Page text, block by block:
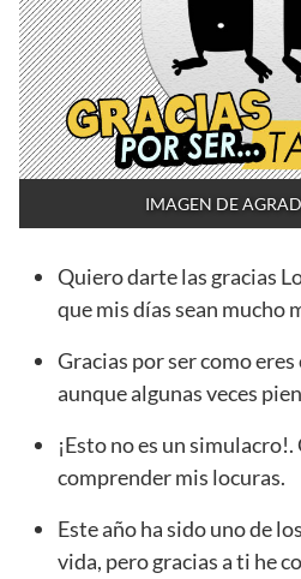
IMAGEN DE
Quiero darte las gracias
que mis días sean mucho
Gracias por ser como
aunque algunas veces
¡Esto no es un
comprender mis locuras.
Este año ha sido uno de
vida, pero gracias a ti he